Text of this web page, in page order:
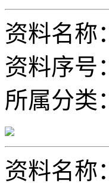
资料名称：
资料序号：
所属分类：
资料名称：